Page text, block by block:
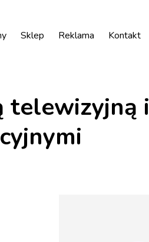
Sklep Reklama Kontakt
telewizyjną i